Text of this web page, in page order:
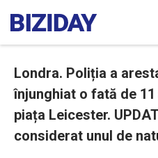
Londra. Poliția a
înjunghiat o fată de
piața Leicester.
considerat unul de